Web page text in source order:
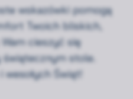
wskazówki pomogą
Twoich bliskich,
cieszyć się
stole.
wesołych Świąt!